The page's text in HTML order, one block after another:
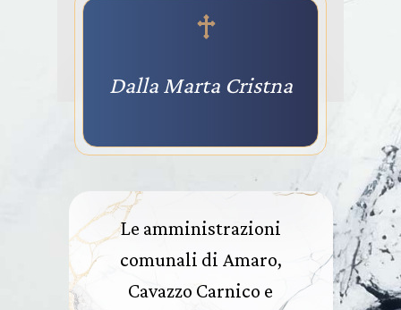
Dalla Marta Cristna
Le amministrazioni
comunali di Amaro,
Cavazzo Carnico e